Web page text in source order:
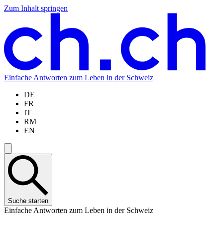
Zum Inhalt springen
Zum
springen
Zur
springen
Zur
springen
Zur
springen
Einfache Antworten zum Leben in der Schweiz
DE
FR
IT
RM
EN
Suche starten
Einfache Antworten zum Leben in der Schweiz